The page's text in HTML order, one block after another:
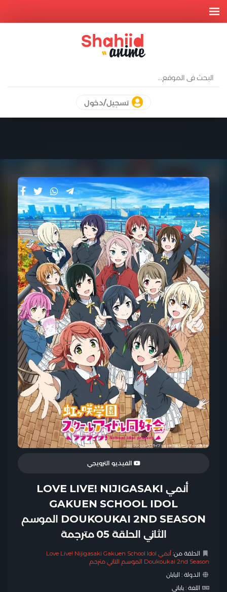
تسجيل/دخول
الفيديو الترويجي
أنمي LOVE LIVE! NIJIGASAKI
GAKUEN SCHOOL IDOL
DOUKOUKAI 2ND SEASON الموسم
الثاني الحلقة 05 مترجمة
الحلقة من:
أنمي Love Live! Nijigasaki Gakuen School Idol
Doukoukai 2nd Season الموسم الثاني مترجم
الدولة : اليابان
اللغة :ياباني